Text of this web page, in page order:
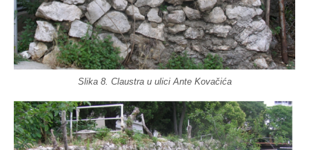
Slika 8. Claustra u ulici Ante Kovačića